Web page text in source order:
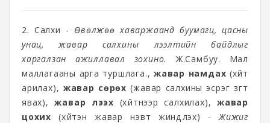
2. Салхи - Өвөлжөө хаваржаанд буумагц, цасны
унац, жавар салхины үлээлтийн байдлыг
харгалзан ажиллавал зохино.
Ж.Самбуу. Мал
маллагааны арга туршлага., жавар намдах (хүйт
арилах), жавар сөрөх (жавар салхины эсрэг зүгт
явах),жавар үлээх (хүйтнээр салхилах), жавар
цохих (хүйтэн жавар нэвт жиндүүлэх) -Жижиг